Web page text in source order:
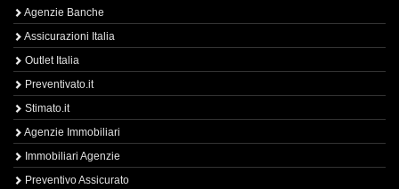
Agenzie Banche
Assicurazioni Italia
Outlet Italia
Preventivato.it
Stimato.it
Agenzie Immobiliari
Immobiliari Agenzie
Preventivo Assicurato